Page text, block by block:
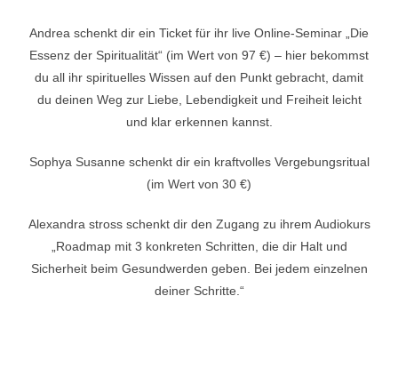
Andrea schenkt dir ein Ticket für ihr live Online-Seminar „Die
Essenz der Spiritualität“ (im Wert von 97 €) – hier bekommst
du all ihr spirituelles Wissen auf den Punkt gebracht, damit
du deinen Weg zur Liebe, Lebendigkeit und Freiheit leicht
und klar erkennen kannst.
Sophya Susanne schenkt dir ein kraftvolles Vergebungsritual
(im Wert von 30 €)
Alexandra stross schenkt dir den Zugang zu ihrem Audiokurs
„Roadmap mit 3 konkreten Schritten, die dir Halt und
Sicherheit beim Gesundwerden geben. Bei jedem einzelnen
deiner Schritte.“